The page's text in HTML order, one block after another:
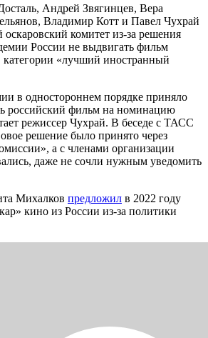
Андрей Звягинцев, Вера
Владимир Котт и Павел Чухрай
комитет из-за решения
России не выдвигать фильм
«лучший иностранный
в одностороннем порядке приняло
российский фильм на номинацию
режиссер Чухрай. В беседе с ТАСС
решение было принято через
а с членами организации
даже не сочли нужным уведомить
Михалков предложил в 2022 году
кино из России из-за политики